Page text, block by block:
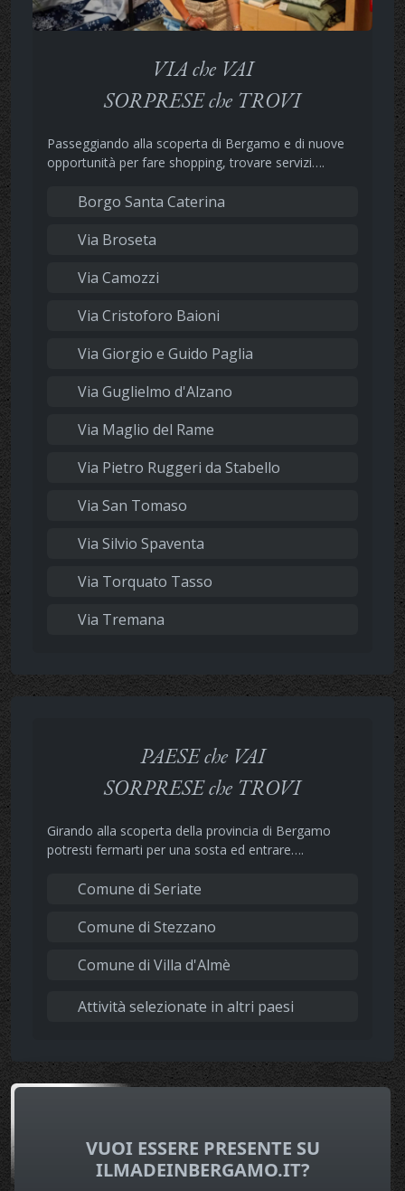
VIA che VAI
SORPRESE che TROVI
Passeggiando alla scoperta di Bergamo e di nuove
opportunità per fare shopping, trovare servizi….
Borgo Santa Caterina
Via Broseta
Via Camozzi
Via Cristoforo Baioni
Via Giorgio e Guido Paglia
Via Guglielmo d'Alzano
Via Maglio del Rame
Via Pietro Ruggeri da Stabello
Via San Tomaso
Via Silvio Spaventa
Via Torquato Tasso
Via Tremana
PAESE che VAI
SORPRESE che TROVI
Girando alla scoperta della provincia di Bergamo
potresti fermarti per una sosta ed entrare….
Comune di Seriate
Comune di Stezzano
Comune di Villa d'Almè
Attività selezionate in altri paesi
VUOI ESSERE PRESENTE SU
ILMADEINBERGAMO.IT?